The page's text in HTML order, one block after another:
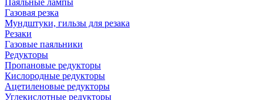
Паяльные лампы
Газовая резка
Мундштуки, гильзы для резака
Резаки
Газовые паяльники
Редукторы
Пропановые редукторы
Кислородные редукторы
Ацетиленовые редукторы
Углекислотные редукторы